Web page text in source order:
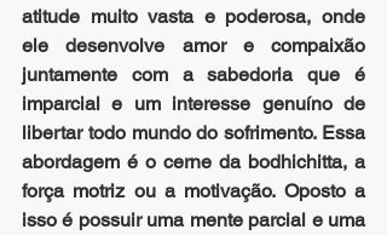
atitude muito vasta e poderosa, onde
ele desenvolve amor e compaixão
juntamente com a sabedoria que é
imparcial e um interesse genuíno de
libertar todo mundo do sofrimento. Essa
abordagem é o cerne da bodhichitta, a
força motriz ou a motivação. Oposto a
isso é possuir uma mente parcial e uma